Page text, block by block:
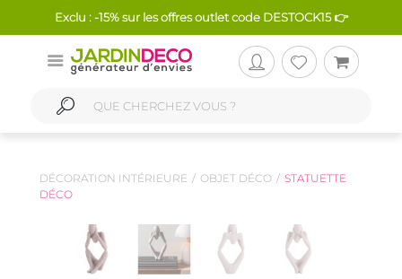
Exclu : -15% sur les offres outlet code DESTOCK15 👉
DÉCORATION INTÉRIEURE OBJET DÉCO
STATUETTE
DÉCO